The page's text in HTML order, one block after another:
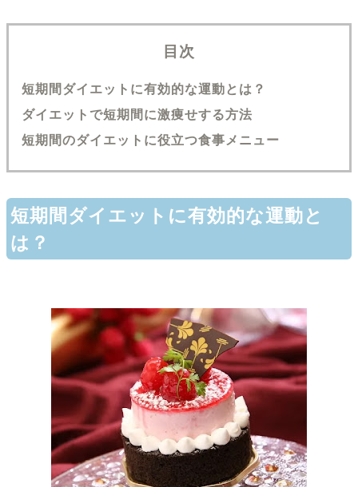
目次
短期間ダイエットに有効的な運動とは？
ダイエットで短期間に激痩せする方法
短期間のダイエットに役立つ食事メニュー
短期間ダイエットに有効的な運動と
は？